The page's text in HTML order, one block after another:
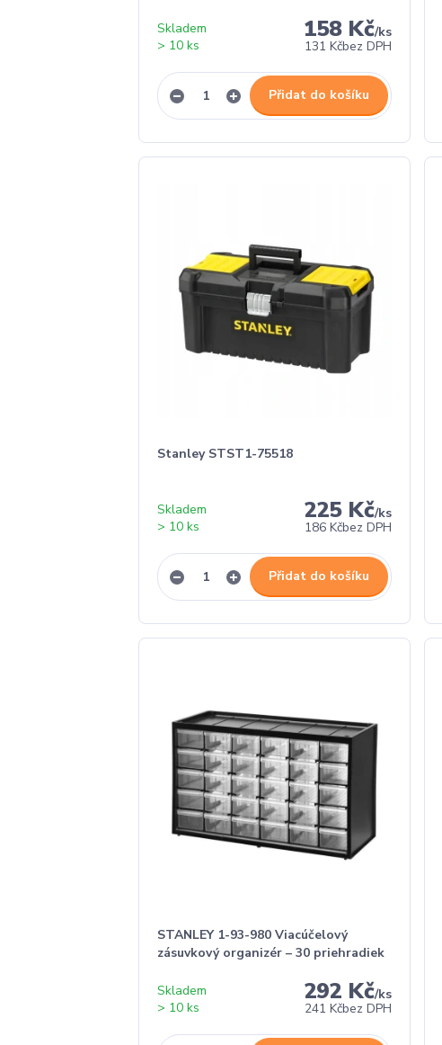
158 Kč/ks
131 Kčbez DPH
Skladem
> 10 ks
Přidat do košíku
Stanley STST1-75518
225 Kč/ks
186 Kčbez DPH
Skladem
> 10 ks
Přidat do košíku
STANLEY 1-93-980 Viacúčelový
zásuvkový organizér – 30 priehradiek
292 Kč/ks
241 Kčbez DPH
Skladem
> 10 ks